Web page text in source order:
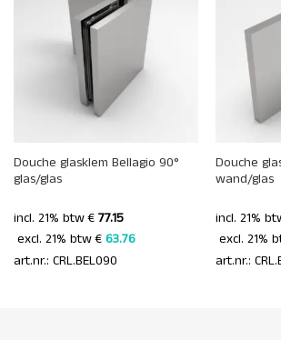
Douche glasklem Bellagio 90°
glas/glas
incl. 21% btw € 77.15
excl. 21% btw € 63.76
art.nr.: CRL.BEL090
Douche
wand/glas
incl. 21%
excl. 21%
art.nr.: